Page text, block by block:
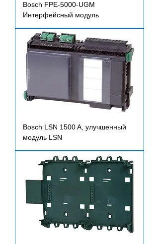
Bosch FPE-5000-UGM
Интерфейсный модуль
Bosch LSN 1500 A, улучшенный
модуль LSN